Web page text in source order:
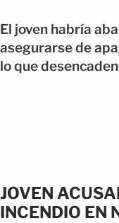
El joven habría
asegurarse de
lo que
JOVEN
INCENDIO EN